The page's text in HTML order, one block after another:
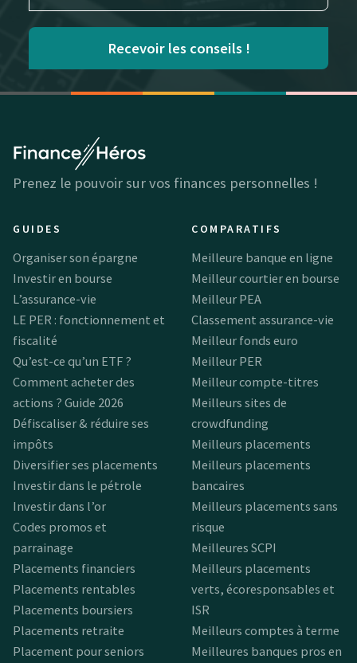
Recevoir les conseils !
Prenez le pouvoir sur vos finances personnelles !
GUIDES
Organiser son épargne
Investir en bourse
L’assurance-vie
LE PER : fonctionnement et
fiscalité
Qu’est-ce qu’un ETF ?
Comment acheter des
actions ? Guide 2026
Défiscaliser & réduire ses
impôts
Diversifier ses placements
Investir dans le pétrole
Investir dans l’or
Codes promos et
parrainage
Placements financiers
Placements rentables
Placements boursiers
Placements retraite
Placement pour seniors
COMPARATIFS
Meilleure banque en ligne
Meilleur courtier en bourse
Meilleur PEA
Classement assurance-vie
Meilleur fonds euro
Meilleur PER
Meilleur compte-titres
Meilleurs sites de
crowdfunding
Meilleurs placements
Meilleurs placements
bancaires
Meilleurs placements sans
risque
Meilleures SCPI
Meilleurs placements
verts, écoresponsables et
ISR
Meilleurs comptes à terme
Meilleures banques pros en